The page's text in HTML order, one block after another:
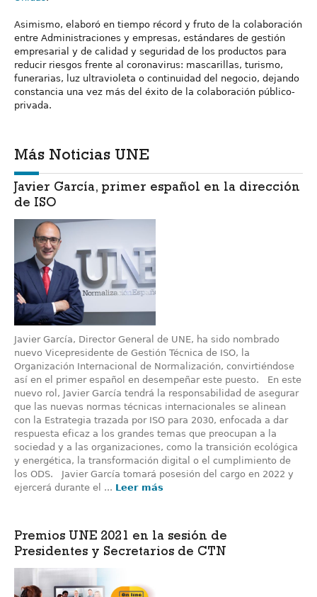
Asimismo, elaboró en tiempo récord y fruto de la colaboración
entre Administraciones y empresas, estándares de gestión
empresarial y de calidad y seguridad de los productos para
reducir riesgos frente al coronavirus: mascarillas, turismo,
funerarias, luz ultravioleta o continuidad del negocio, dejando
constancia una vez más del éxito de la colaboración público-
privada.
Más Noticias UNE
Javier García, primer español en la dirección
de ISO
Javier García, Director General de UNE, ha sido nombrado
nuevo Vicepresidente de Gestión Técnica de ISO, la
Organización Internacional de Normalización, convirtiéndose
así en el primer español en desempeñar este puesto. En este
nuevo rol, Javier García tendrá la responsabilidad de asegurar
que las nuevas normas técnicas internacionales se alinean
con la Estrategia trazada por ISO para 2030, enfocada a dar
respuesta eficaz a los grandes temas que preocupan a la
sociedad y a las organizaciones, como la transición ecológica
y energética, la transformación digital o el cumplimiento de
los ODS. Javier García tomará posesión del cargo en 2022 y
ejercerá durante el ... Leer más
Premios UNE 2021 en la sesión de
Presidentes y Secretarios de CTN